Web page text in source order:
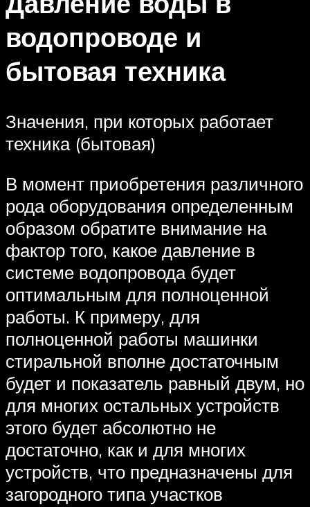
водопроводе и
бытовая техника
Значения, при которых работает
техника (бытовая)
В момент приобретения различного
рода оборудования определенным
образом обратите внимание на
фактор того, какое давление в
системе водопровода будет
оптимальным для полноценной
работы. К примеру, для
полноценной работы машинки
стиральной вполне достаточным
будет и показатель равный двум, но
для многих остальных устройств
этого будет абсолютно не
достаточно, как и для многих
устройств, что предназначены для
загородного типа участков